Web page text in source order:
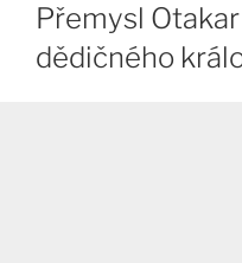
Přemysl
dědičného